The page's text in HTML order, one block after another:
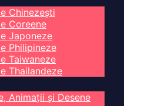
Chinezești
Coreene
Japoneze
Philipineze
Taiwaneze
Thailandeze
Animații și Desene